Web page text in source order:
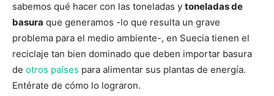
sabemos qué hacer con las toneladas y toneladas de
basura que generamos -lo que resulta un grave
problema para el medio ambiente-, en Suecia tienen el
reciclaje tan bien dominado que deben importar basura
de otros países para alimentar sus plantas de energía.
Entérate de cómo lo lograron.